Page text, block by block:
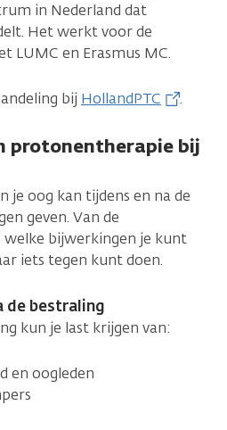
in Nederland dat
Het werkt voor de
LUMC en Erasmus MC.
bij HollandPTC .
protonentherapie bij
je oog kan tijdens en na de
geven. Van de
bijwerkingen je kunt
iets tegen kunt doen.
de bestraling
kun je last krijgen van:
en oogleden